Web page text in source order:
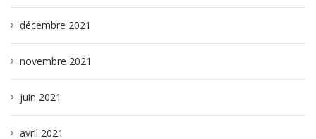
décembre 2021
novembre 2021
juin 2021
avril 2021